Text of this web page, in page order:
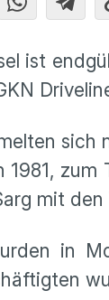
ist
1981,
mit den
in